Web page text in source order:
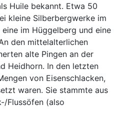
Huile bekannt. Etwa 50
kleine Silberbergwerke im
im Hüggelberg und eine
den mittelalterlichen
alte Pingen an der
Heidhorn. In den letzten
von Eisenschlacken,
waren. Sie stammte aus
Flussöfen (also